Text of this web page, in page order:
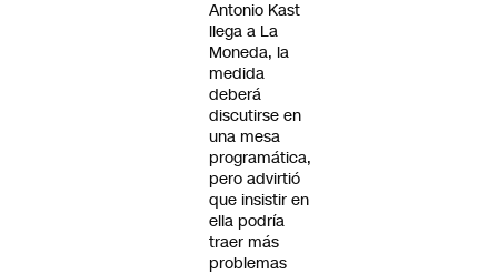
Antonio Kast
llega a La
Moneda, la
medida
deberá
discutirse en
una mesa
programática,
pero advirtió
que insistir en
ella podría
traer más
problemas